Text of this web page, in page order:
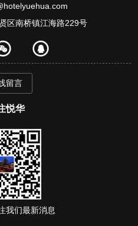
区南桥镇江海路229号
留言
悦华
我们最新消息